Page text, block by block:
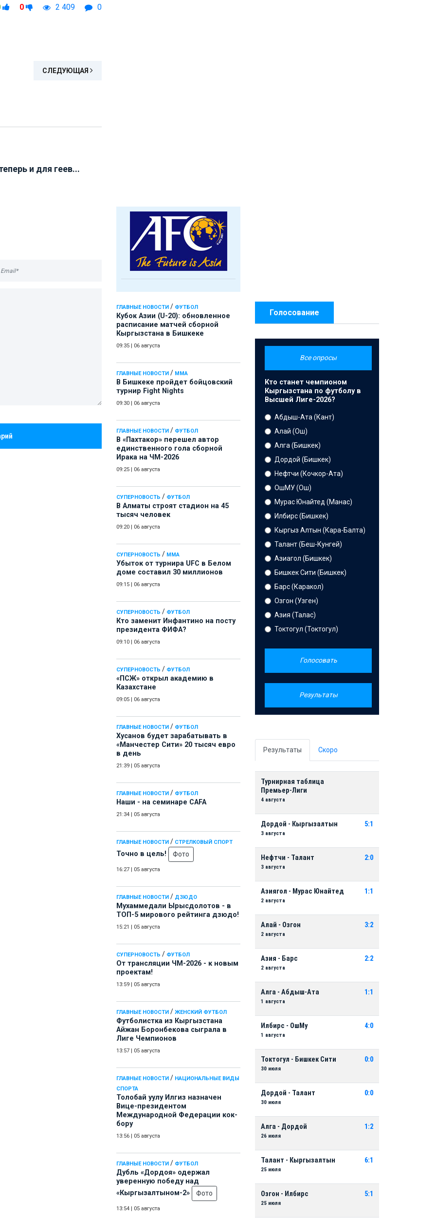
ГЛАВНЫЕ НОВОСТИ / ФУТБОЛ
Кубок Азии (U-20): обновленное
расписание матчей сборной
Кыргызстана в Бишкеке
09:35 06 августа
ГЛАВНЫЕ НОВОСТИ / ММА
В Бишкеке пройдет бойцовский
турнир Fight Nights
09:30 06 августа
ГЛАВНЫЕ НОВОСТИ / ФУТБОЛ
В «Пахтакор» перешел автор
единственного гола сборной
Ирака на ЧМ-2026
09:25 06 августа
СУПЕРНОВОСТЬ / ФУТБОЛ
В Алматы строят стадион на 45
тысяч человек
09:20 06 августа
СУПЕРНОВОСТЬ / ММА
Убыток от турнира UFC в Белом
доме составил 30 миллионов
09:15 06 августа
СУПЕРНОВОСТЬ / ФУТБОЛ
Кто заменит Инфантино на посту
президента ФИФА?
09:10 06 августа
СУПЕРНОВОСТЬ / ФУТБОЛ
«ПСЖ» открыл академию в
Казахстане
09:05 06 августа
ГЛАВНЫЕ НОВОСТИ / ФУТБОЛ
Хусанов будет зарабатывать в
«Манчестер Сити» 20 тысяч евро
в день
21:39 05 августа
ГЛАВНЫЕ НОВОСТИ / ФУТБОЛ
Наши - на семинаре СAFA
21:34 05 августа
ГЛАВНЫЕ НОВОСТИ / СТРЕЛКОВЫЙ СПОРТ
Точно в цель! Фото
16:27 05 августа
ГЛАВНЫЕ НОВОСТИ / ДЗЮДО
Мухаммедали Ырысдолотов - в
ТОП-5 мирового рейтинга дзюдо!
15:21 05 августа
СУПЕРНОВОСТЬ / ФУТБОЛ
От трансляции ЧМ-2026 - к новым
проектам!
13:59 05 августа
ГЛАВНЫЕ НОВОСТИ / ЖЕНСКИЙ ФУТБОЛ
Футболистка из Кыргызстана
Айжан Боронбекова сыграла в
Лиге Чемпионов
13:57 05 августа
ГЛАВНЫЕ НОВОСТИ / НАЦИОНАЛЬНЫЕ ВИДЫ
СПОРТА
Толобай уулу Илгиз назначен
Вице-президентом
Международной Федерации кок-
бору
13:56 05 августа
ГЛАВНЫЕ НОВОСТИ / ФУТБОЛ
Дубль «Дордоя» одержал
уверенную победу над
«Кыргызалтыном-2»
Фото
13:54 05 августа
0 2 409 0
СЛЕДУЮЩАЯ
и для геев...
Голосование
Все опросы
Кто станет чемпионом
Кыргызстана по футболу в
Высшей Лиге-2026?
Абдыш-Ата (Кант)
Алай (Ош)
Алга (Бишкек)
Дордой (Бишкек)
Нефтчи (Кочкор-Ата)
ОшМУ (Ош)
Мурас Юнайтед (Манас)
Илбирс (Бишкек)
Кыргыз Алтын (Кара-Балта)
Талант (Беш-Кунгей)
Азиагол (Бишкек)
Бишкек Сити (Бишкек)
Барс (Каракол)
Озгон (Узген)
Азия (Талас)
Токтогул (Токтогул)
Голосовать
Результаты
Результаты Скоро
Турнирная таблица
Премьер-Лиги
4 августа
Дордой - Кыргызалтын
3 августа
5:1
Нефтчи - Талант
3 августа
2:0
Азиягол - Мурас Юнайтед
2 августа
1:1
Алай - Озгон
2 августа
3:2
Азия - Барс
2 августа
2:2
Алга - Абдыш-Ата
1 августа
1:1
Илбирс - ОшМу
1 августа
4:0
Токтогул - Бишкек Сити
30 июля
0:0
Дордой - Талант
30 июля
0:0
Алга - Дордой
26 июля
1:2
Талант - Кыргызалтын
25 июля
6:1
Озгон - Илбирс
25 июля
5:1